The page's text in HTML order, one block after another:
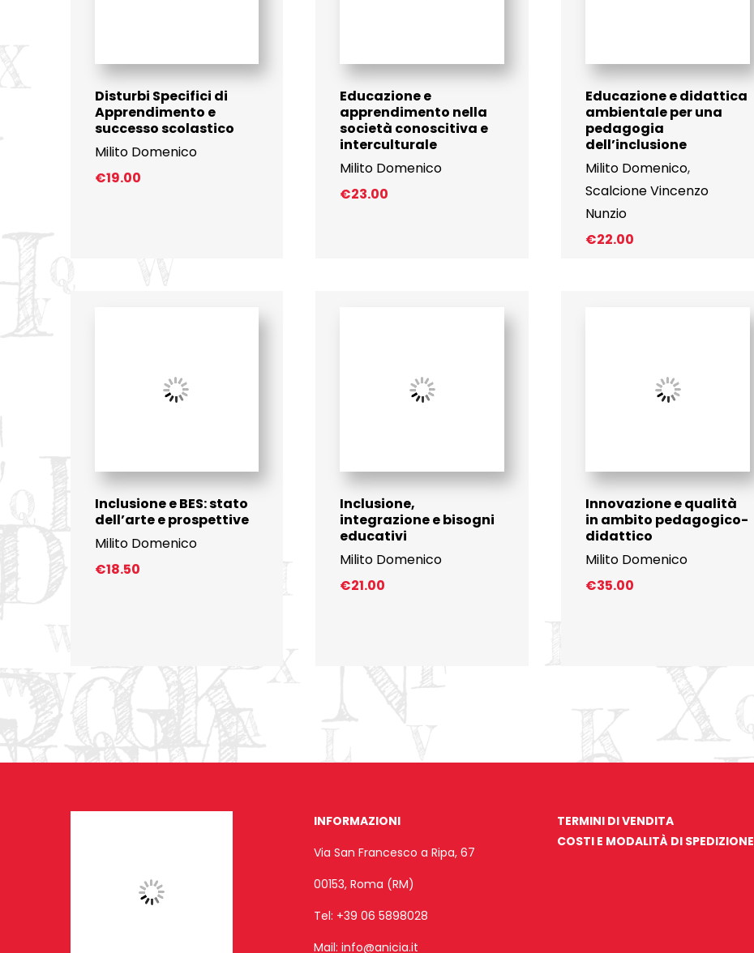
Disturbi Specifici di
Apprendimento e
successo scolastico
Milito Domenico
€19.00
Educazione e
apprendimento nella
società conoscitiva e
interculturale
Milito Domenico
€23.00
Educazione e didattica
ambientale per una
pedagogia
dell’inclusione
Milito Domenico,
Scalcione Vincenzo
Nunzio
€22.00
Inclusione e BES: stato
dell’arte e prospettive
Milito Domenico
€18.50
Inclusione,
integrazione e bisogni
educativi
Milito Domenico
€21.00
Innovazione e qualità
in ambito pedagogico-
didattico
Milito Domenico
€35.00
INFORMAZIONI
Via San Francesco a Ripa, 67
00153, Roma (RM)
Tel: +39 06 5898028
Mail: info@anicia.it
TERMINI DI VENDITA
COSTI E MODALITÀ DI SPEDIZIONE